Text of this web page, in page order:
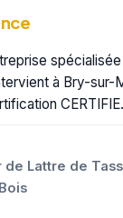
à Bry-sur-
CERTIFIE.
de Lattre de